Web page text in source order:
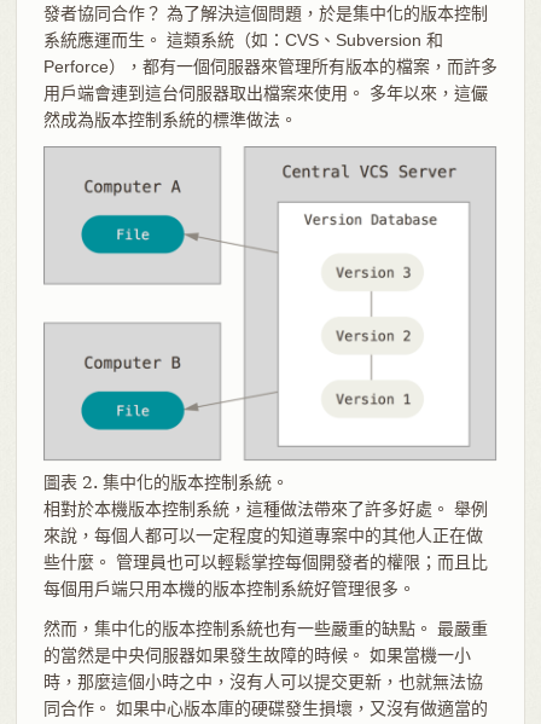
發者協同合作？ 為了解決這個問題，於是集中化的版本控制
系統應運而生。 這類系統（如：CVS、Subversion 和
Perforce），都有一個伺服器來管理所有版本的檔案，而許多
用戶端會連到這台伺服器取出檔案來使用。 多年以來，這儼
然成為版本控制系統的標準做法。
圖表 2. 集中化的版本控制系統。
相對於本機版本控制系統，這種做法帶來了許多好處。 舉例
來說，每個人都可以一定程度的知道專案中的其他人正在做
些什麼。 管理員也可以輕鬆掌控每個開發者的權限；而且比
每個用戶端只用本機的版本控制系統好管理很多。
然而，集中化的版本控制系統也有一些嚴重的缺點。 最嚴重
的當然是中央伺服器如果發生故障的時候。 如果當機一小
時，那麼這個小時之中，沒有人可以提交更新，也就無法協
同合作。 如果中心版本庫的硬碟發生損壞，又沒有做適當的